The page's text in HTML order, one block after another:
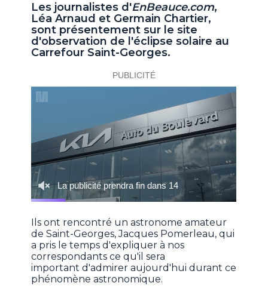
Les journalistes d'EnBeauce.com,
Léa Arnaud et Germain Chartier,
sont présentement sur le site
d'observation de l'éclipse solaire au
Carrefour Saint-Georges.
Ils ont rencontré un astronome amateur
de Saint-Georges, Jacques Pomerleau, qui
a pris le temps d'expliquer à nos
correspondants ce qu'il sera
important d'admirer aujourd'hui durant ce
phénomène astronomique.